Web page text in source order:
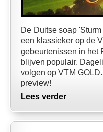
De Duitse soap
een klassieker op de
gebeurtenissen in het
blijven populair.
volgen op VTM
preview!
Lees verder